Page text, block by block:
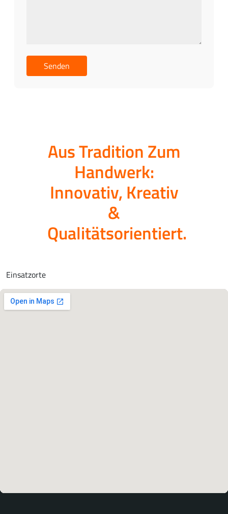
Aus Tradition Zum
Handwerk:
Innovativ, Kreativ
&
Qualitätsorientiert.
Einsatzorte